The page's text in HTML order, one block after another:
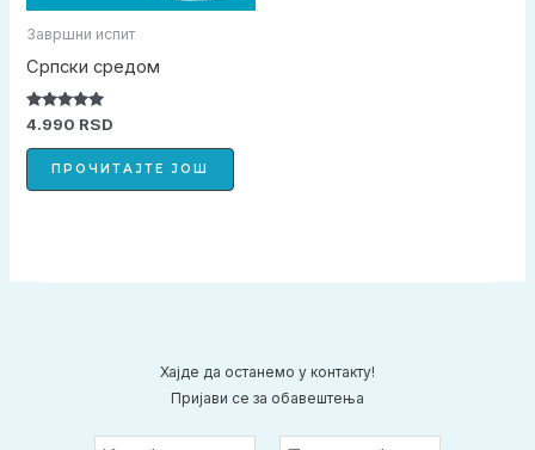
Завршни испит
Српски средом
Оцењено са
5.00
од 5
4.990 RSD
ПРОЧИТАЈТЕ ЈОШ
Хајде да останемо у контакту!
Пријави се за обавештења